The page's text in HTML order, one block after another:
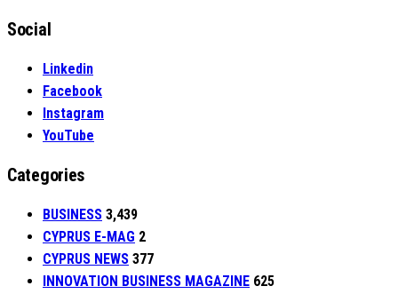
Social
Linkedin
Facebook
Instagram
YouTube
Categories
BUSINESS 3,439
CYPRUS E-MAG 2
CYPRUS NEWS 377
INNOVATION BUSINESS MAGAZINE 625